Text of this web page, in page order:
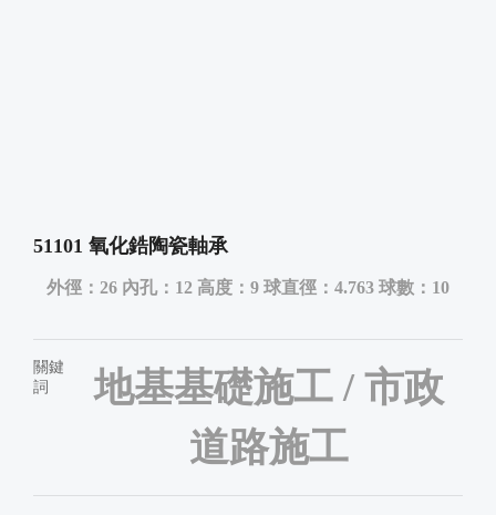
51101 氧化鋯陶瓷軸承
外徑：26 內孔：12 高度：9 球直徑：4.763 球數：10
關鍵
詞
地基基礎施工 / 市政
道路施工